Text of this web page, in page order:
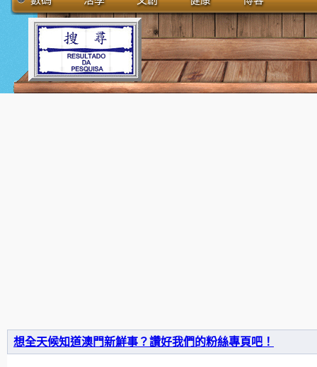
想全天候知道澳門新鮮事？讚好我們的粉絲專頁吧！